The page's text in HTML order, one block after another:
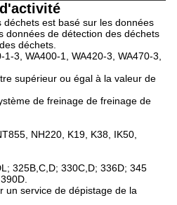
est basé sur les données
données de détection des déchets
déchets.
3, WA400-1, WA420-3, WA470-3,
supérieur ou égal à la valeur de
de freinage de freinage de
NH220, K19, K38, IK50,
325B,C,D; 330C,D; 336D; 345
un service de dépistage de la